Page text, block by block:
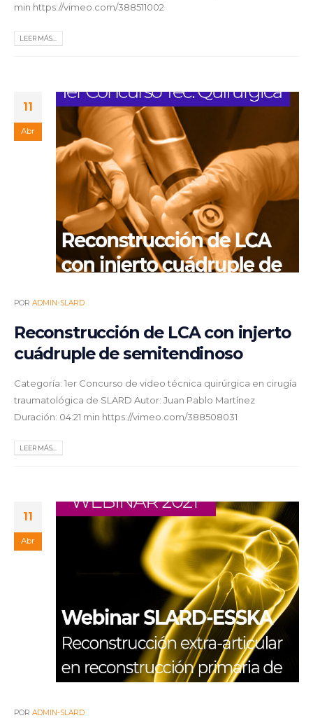
min https://vimeo.com/388511002
LEER MÁS...
11
Abr
POR ADMIN-SLARD
Reconstrucción de LCA con injerto
cuádruple de semitendinoso
Categoría: 1er Concurso de video técnica quirúrgica en cirugía
traumatológica de SLARD Autor: Juan Pablo Martínez
Duración: 04:21 min https://vimeo.com/388508031
LEER MÁS...
11
Abr
POR ADMIN-SLARD